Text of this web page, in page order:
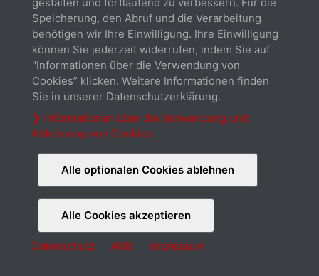
Datenblatt
Herunterladen
Cable connection
Herunterladen
Über uns Kontakt
Garantieverlängerung
Datenschutz
Cookies AGB
Impressum
Speicherung, den Abruf und die Verarbeitung
benötigen wir Ihre Einwilligung. Ihre Einwilligung
können Sie jederzeit widerrufen, indem Sie auf
"Informationen über die Verwendung von
Cookies” klicken. Weitere Informationen finden
Sie in unserer Datenschutzerklärung.
❯ Informationen über die Verwendung und
Ablehnung von Cookies
Alle optionalen Cookies ablehnen
Alle Cookies akzeptieren
Datenschutz AGB Impressum